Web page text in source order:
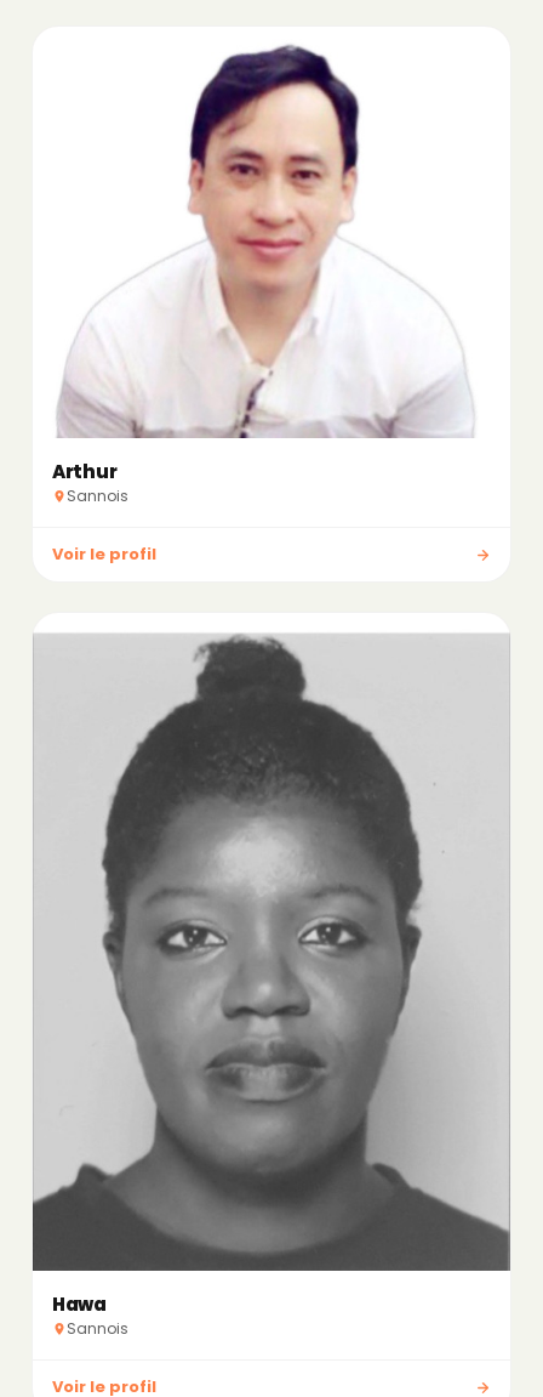
Arthur
Sannois
Voir le profil
Hawa
Sannois
Voir le profil